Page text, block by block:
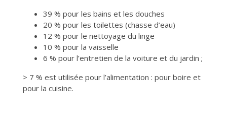
39 % pour les bains et les douches
20 % pour les toilettes (chasse d’eau)
12 % pour le nettoyage du linge
10 % pour la vaisselle
6 % pour l’entretien de la voiture et du jardin ;
> 7 % est utilisée pour l’alimentation : pour boire et
pour la cuisine.